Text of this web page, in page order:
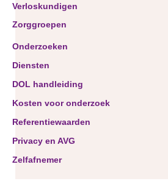
Verloskundigen
Zorggroepen
Onderzoeken
Diensten
DOL handleiding
Kosten voor onderzoek
Referentiewaarden
Privacy en AVG
Zelfafnemer